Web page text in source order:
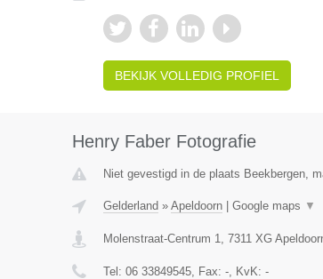
BEKIJK VOLLEDIG PROFIEL
Henry Faber Fotografie
Niet gevestigd in de plaats Beekbergen,
Gelderland » Apeldoorn| Google maps ▼
Molenstraat-Centrum 1, 7311 XG
Tel: 06 33849545, Fax: -, KvK: -